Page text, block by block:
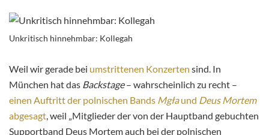
Unkritisch hinnehmbar: Kollegah
Weil wir gerade bei umstrittenen Konzerten sind. In
München hat das Backstage– wahrscheinlich zu recht –
einen Auftritt der polnischen Bands Mgłaund Deus Mortem
abgesagt, weil „Mitglieder der von der Hauptband gebuchten
Supportband Deus Mortem auch bei der polnischen